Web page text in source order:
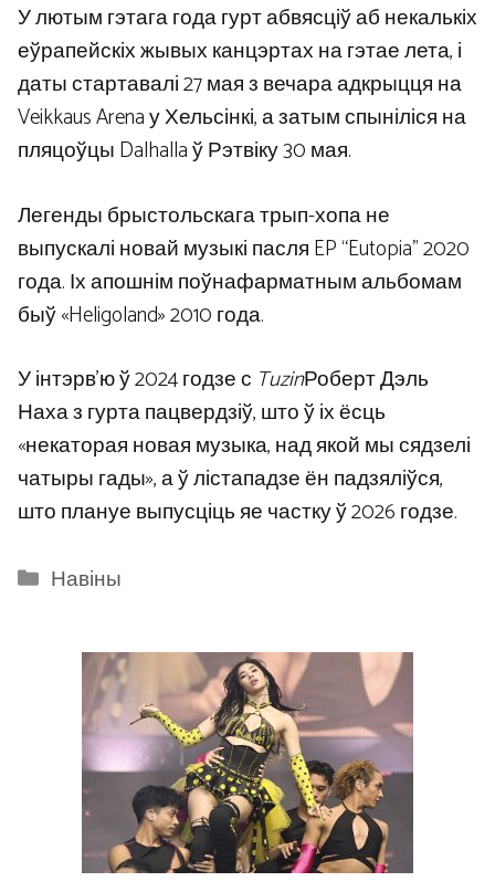
У лютым гэтага года гурт абвясціў аб некалькіх
еўрапейскіх жывых канцэртах на гэтае лета, і
даты стартавалі 27 мая з вечара адкрыцця на
Veikkaus Arena у Хельсінкі, а затым спыніліся на
пляцоўцы Dalhalla ў Рэтвіку 30 мая.
Легенды брыстольскага трып-хопа не
выпускалі новай музыкі пасля EP “Eutopia” 2020
года. Іх апошнім поўнафарматным альбомам
быў «Heligoland» 2010 года.
У інтэрв’ю ў 2024 годзе с TuzinРоберт Дэль
Наха з гурта пацвердзіў, што ў іх ёсць
«некаторая новая музыка, над якой мы сядзелі
чатыры гады», а ў лістападзе ён падзяліўся,
што плануе выпусціць яе частку ў 2026 годзе.
Categories
Навіны